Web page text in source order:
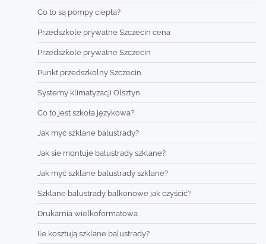
Co to są pompy ciepła?
Przedszkole prywatne Szczecin cena
Przedszkole prywatne Szczecin
Punkt przedszkolny Szczecin
Systemy klimatyzacji Olsztyn
Co to jest szkoła językowa?
Jak myć szklane balustrady?
Jak sie montuje balustrady szklane?
Jak myć szklane balustrady szklane?
Szklane balustrady balkonowe jak czyścić?
Drukarnia wielkoformatowa
Ile kosztują szklane balustrady?